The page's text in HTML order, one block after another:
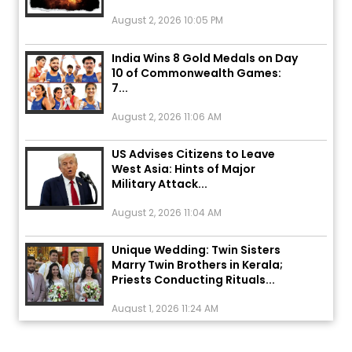
India Wins 8 Gold Medals on Day
10 of Commonwealth Games:
7...
US Advises Citizens to Leave
West Asia: Hints of Major
Military Attack...
Unique Wedding: Twin Sisters
Marry Twin Brothers in Kerala;
Priests Conducting Rituals...